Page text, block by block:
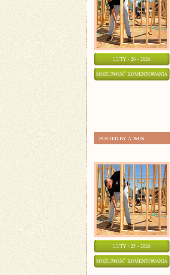
LUTY - 26 - 2026
MOŻLIWOŚĆ KOMENTOWANIA
POSTED BY ADMIN
LUTY - 25 - 2026
MOŻLIWOŚĆ KOMENTOWANIA